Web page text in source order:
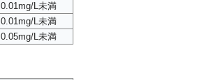
0.01mg/L未満
0.01mg/L未満
0.05mg/L未満